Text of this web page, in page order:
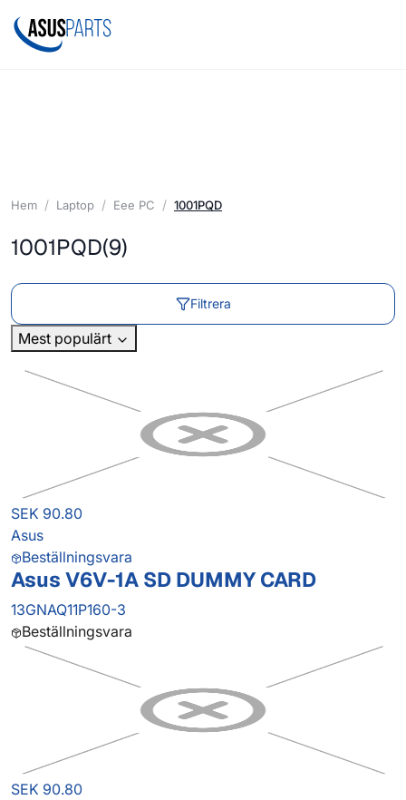
Hem Laptop Eee PC 1001PQD
1001PQD(9)
Filtrera
Mest populärt
SEK 90.80
Asus
Beställningsvara
Asus V6V-1A SD DUMMY CARD
13GNAQ11P160-3
Beställningsvara
SEK 90.80